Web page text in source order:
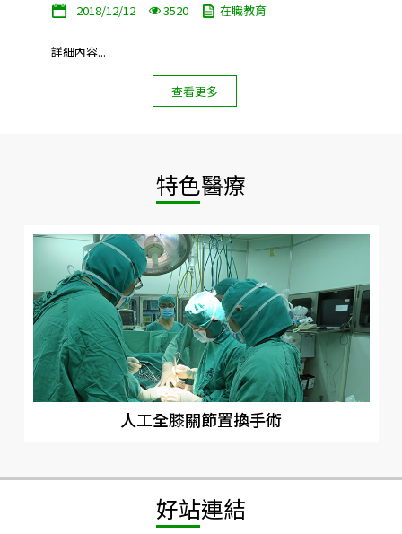
2018/12/12 3520 在職教育
詳細內容...
查看更多
特色醫療
人工全膝關節置換手術
好站連結